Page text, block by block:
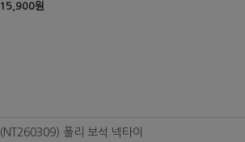
15,900원
(NT260309) 폴리 보석 넥타이